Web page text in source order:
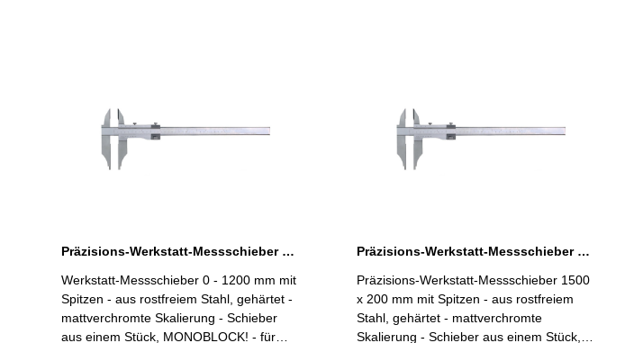
Präzisions-Werkstatt-Messschieber 1200 x 300 mm mit Spitzen Werksnorm
Werkstatt-Messschieber 0 - 1200 mm mit
Spitzen - aus rostfreiem Stahl, gehärtet -
mattverchromte Skalierung - Schieber
aus einem Stück, MONOBLOCK! - für
Präzisions-Werkstatt-Messschieber 1500 x 200 mm mit Spitzen DIN 862
Präzisions-Werkstatt-Messschieber 1500
x 200 mm mit Spitzen - aus rostfreiem
Stahl, gehärtet - mattverchromte
Skalierung - Schieber aus einem Stück,